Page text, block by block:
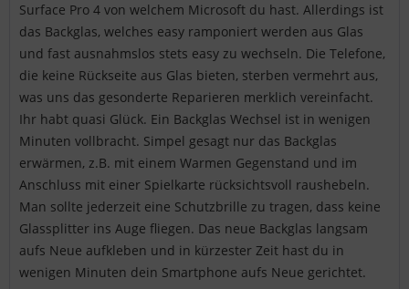
Surface Pro 4 von welchem Microsoft du hast. Allerdings ist
das Backglas, welches easy ramponiert werden aus Glas
und fast ausnahmslos stets easy zu wechseln. Die Telefone,
die keine Rückseite aus Glas bieten, sterben vermehrt aus,
was uns das gesonderte Reparieren merklich vereinfacht.
Ihr habt quasi Glück. Ein Backglas Wechsel ist in wenigen
Minuten vollbracht. Simpel gesagt nur das Backglas
erwärmen, z.B. mit einem Warmen Gegenstand und im
Anschluss mit einer Spielkarte rücksichtsvoll raushebeln.
Man sollte jederzeit eine Schutzbrille zu tragen, dass keine
Glassplitter ins Auge fliegen. Das neue Backglas langsam
aufs Neue aufkleben und in kürzester Zeit hast du in
wenigen Minuten dein Smartphone aufs Neue gerichtet.